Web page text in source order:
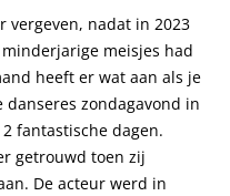
vergeven, nadat in 2023
meisjes had
heeft er wat aan als je
zondagavond in
fantastische dagen.
getrouwd toen zij
De acteur werd in